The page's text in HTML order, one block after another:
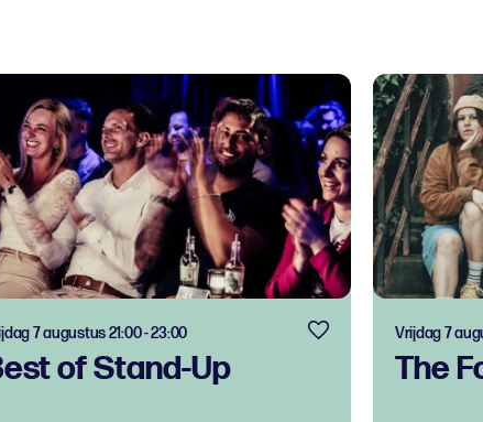
of Stand-Up
7 augustus 21:00 - 23:00
The
Vrijdag 7